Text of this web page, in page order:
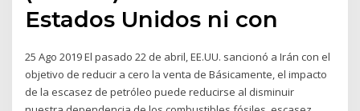
Estados Unidos ni con
25 Ago 2019 El pasado 22 de abril, EE.UU. sancionó a Irán con el
objetivo de reducir a cero la venta de Básicamente, el impacto
de la escasez de petróleo puede reducirse al disminuir